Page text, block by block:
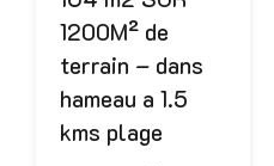
1200M² de
terrain – dans
hameau a 1.5
kms plage